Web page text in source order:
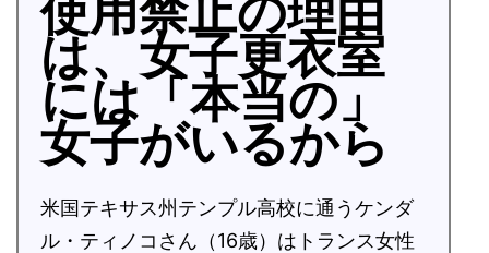
は、女子更衣室
には「本当の」
女子がいるから
米国テキサス州テンプル高校に通うケンダ
ル・ティノコさん（16歳）はトランス女性